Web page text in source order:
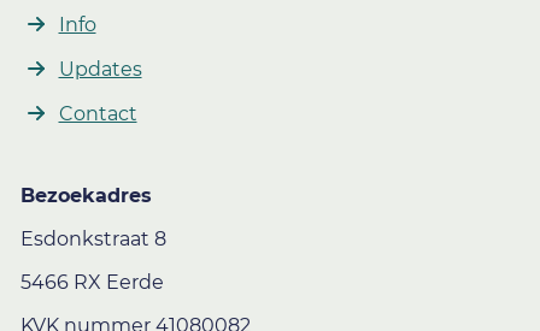
Info
Updates
Contact
Bezoekadres
Esdonkstraat 8
5466 RX Eerde
KVK nummer 41080082